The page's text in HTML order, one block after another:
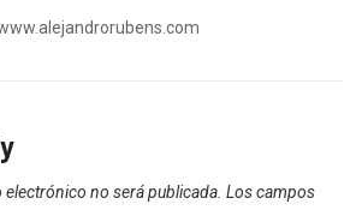
no será publicada. Los campos